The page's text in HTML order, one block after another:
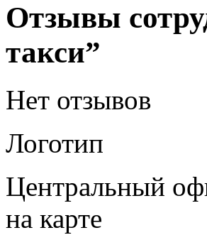
Отзывы
такси”
Нет отзывов
Логотип
Центральный
на карте